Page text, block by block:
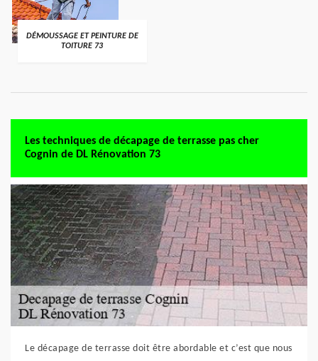
DÉMOUSSAGE ET PEINTURE DE
TOITURE 73
Les techniques de décapage de terrasse pas cher
Cognin de DL Rénovation 73
Le décapage de terrasse doit être abordable et c’est que nous